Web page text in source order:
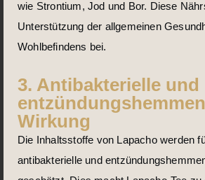
wie Strontium, Jod und Bor. Diese
Unterstützung der allgemeinen
Wohlbefindens bei.
3. Antibakterielle und
Wirkung
Die Inhaltsstoffe von Lapacho werden
antibakterielle und